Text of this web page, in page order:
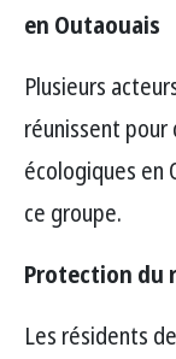
en Outaouais
Plusieurs
réunissent pour
écologiques en
ce groupe.
Protection du
Les résidents